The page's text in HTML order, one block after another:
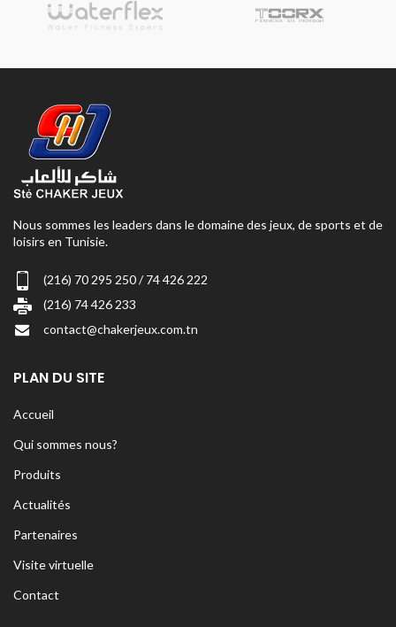
Nous sommes les leaders dans le domaine des jeux, de sports et de
loisirs en Tunisie.
(216) 70 295 250 / 74 426 222
(216) 74 426 233
contact@chakerjeux.com.tn
PLAN DU SITE
Accueil
Qui sommes nous?
Produits
Actualités
Partenaires
Visite virtuelle
Contact